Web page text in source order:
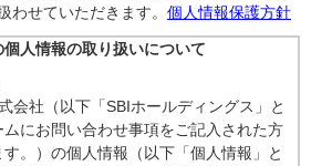
わせていただきます。 個人情報保護方針
人情報の取り扱いについて
会社（以下「SBIホールディングス」と
にお問い合わせ事項をご記入された方
す。）の個人情報（以下「個人情報」と